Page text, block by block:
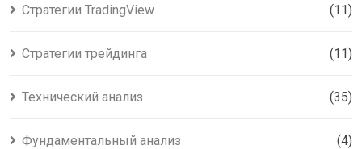
Стратегии TradingView (11)
Стратегии трейдинга (11)
Технический анализ (35)
Фундаментальный анализ (4)